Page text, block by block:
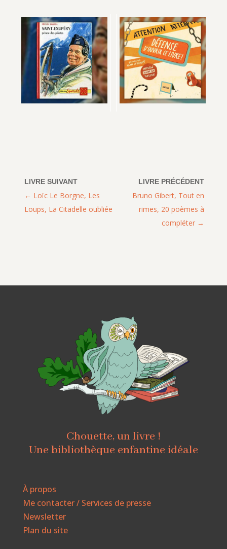
Bruno Gibert, Tout en
rimes, 20 poèmes à
compléter
Loïc Le Borgne, Les
Loups, La Citadelle oubliée
Chouette, un livre !
Une bibliothèque enfantine idéale
À propos
Me contacter / Services de presse
Newsletter
Plan du site